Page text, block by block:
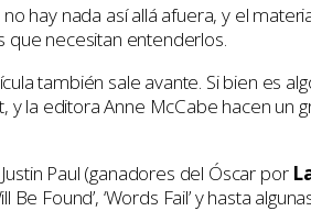
hay nada así allá afuera, y el
que necesitan entenderlos.
también sale avante. Si bien es
y la editora Anne McCabe hacen
Paul (ganadores del Óscar por
Be Found’, ‘Words Fail’ y hasta